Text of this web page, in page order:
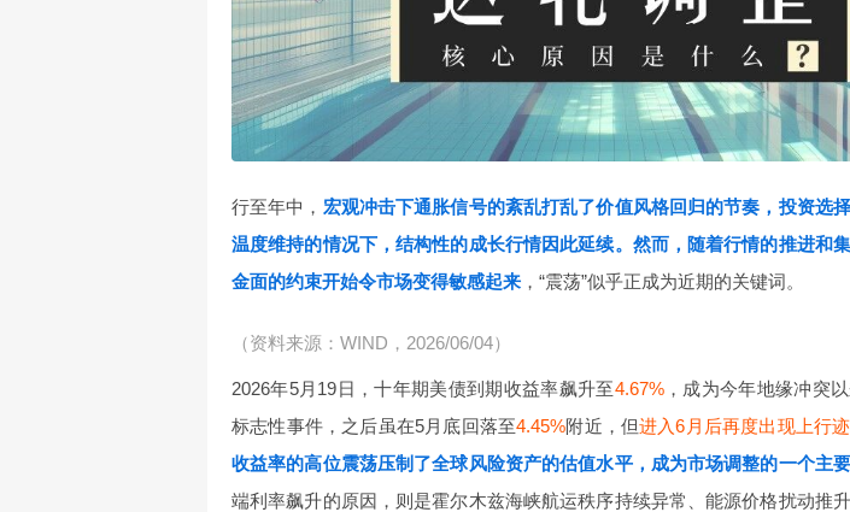
行至年中， 宏观冲击下通胀信号的紊乱打乱了价值风格回归的节奏，投资选
温度维持的情况下，结构性的成长行情因此延续。然而，随着行情的推进和
金面的约束开始令市场变得敏感起来 ，“震荡”似乎正成为近期的关键词。
（资料来源：WIND，2026/06/04）
2026年5月19日，十年期美债到期收益率飙升至4.67%，成为今年地缘冲突
标志性事件，之后虽在5月底回落至4.45%附近，但进入6月后再度出现上行
收益率的高位震荡压制了全球风险资产的估值水平，成为市场调整的一个主
端利率飙升的原因，则是霍尔木兹海峡航运秩序持续异常、能源价格扰动推